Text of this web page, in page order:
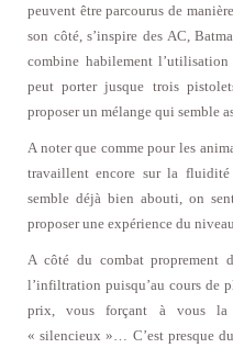
peuvent être parcourus de
son côté, s’inspire des AC,
combine habilement
peut porter jusque trois
proposer un mélange qui semble
A noter que comme pour les
travaillent encore sur la fluidité
semble déjà bien abouti, on
proposer une expérience du
A côté du combat proprement
l’infiltration puisqu’au cours de
prix, vous forçant à vous la
« silencieux »… C’est presque